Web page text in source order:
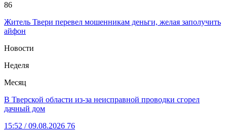
86
Житель Твери перевел мошенникам деньги, желая заполучить
айфон
Новости
Неделя
Месяц
В Тверской области из-за неисправной проводки сгорел
дачный дом
15:52 / 09.08.2026 76